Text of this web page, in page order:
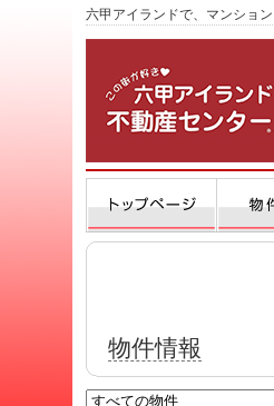
六甲アイランドで、マンショ
物件情報